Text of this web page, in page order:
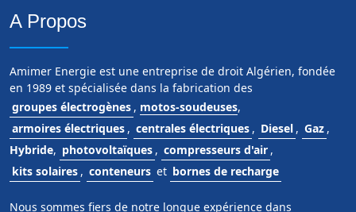
A Propos
Amimer Energie est une entreprise de droit Algérien, fondée
en 1989 et spécialisée dans la fabrication des
groupes électrogènes , motos-soudeuses,
armoires électriques , centrales électriques , Diesel , Gaz ,
Hybride, photovoltaïques , compresseurs d'air ,
kits solaires , conteneurs et bornes de recharge
Nous sommes fiers de notre longue expérience dans